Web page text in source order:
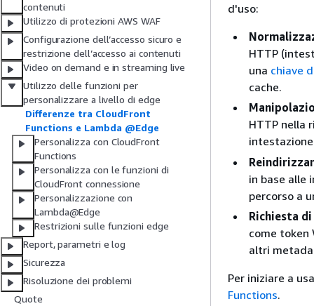
contenuti
Utilizzo di protezioni AWS WAF
Configurazione dell’accesso sicuro e
restrizione dell’accesso ai contenuti
Video on demand e in streaming live
Utilizzo delle funzioni per
personalizzare a livello di edge
Differenze tra CloudFront
Functions e Lambda @Edge
Personalizza con CloudFront
Functions
Personalizza con le funzioni di
CloudFront connessione
Personalizzazione con
Lambda@Edge
Restrizioni sulle funzioni edge
Report, parametri e log
Sicurezza
Risoluzione dei problemi
Quote
d'uso:
HTTP
una chiave
cache.
HTTP nella
in base alle
percorso a
Richiesta
come token
altri
Per iniziare a
Functions.